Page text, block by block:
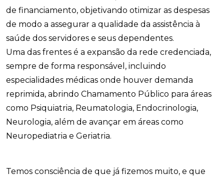
de financiamento, objetivando otimizar as despesas
de modo a assegurar a qualidade da assistência à
saúde dos servidores e seus dependentes.
Uma das frentes é a expansão da rede credenciada,
sempre de forma responsável, incluindo
especialidades médicas onde houver demanda
reprimida, abrindo Chamamento Público para áreas
como Psiquiatria, Reumatologia, Endocrinologia,
Neurologia, além de avançar em áreas como
Neuropediatria e Geriatria.
Temos consciência de que já fizemos muito, e que